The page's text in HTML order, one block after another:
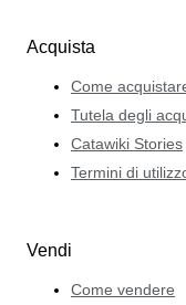
Acquista
Come
Tutela degli
Catawiki Stories
Termini di
Vendi
Come vendere